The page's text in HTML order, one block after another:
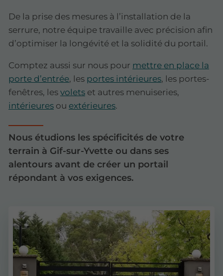
De la prise des mesures à l’installation de la
serrure, notre équipe travaille avec précision afin
d’optimiser la longévité et la solidité du portail.
Comptez aussi sur nous pour mettre en place la
porte d’entrée, les portes intérieures, les portes-
fenêtres, les volets et autres menuiseries,
intérieures ou extérieures.
Nous étudions les spécificités de votre
terrain à Gif-sur-Yvette ou dans ses
alentours avant de créer un portail
répondant à vos exigences.